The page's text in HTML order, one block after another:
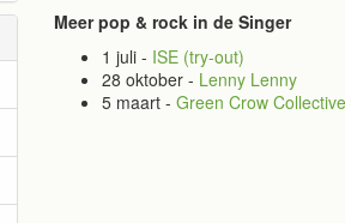
Meer pop & rock in de Singer
1 juli - ISE (try-out)
28 oktober - Lenny Lenny
5 maart - Green Crow Collective